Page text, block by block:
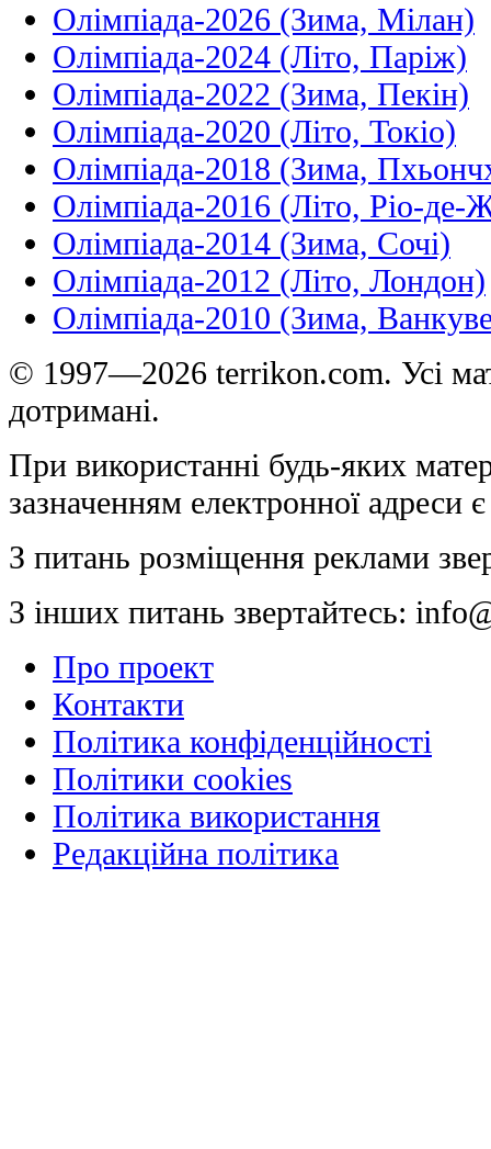
Олімпіада-2026 (Зима, Мілан)
Олімпіада-2024 (Літо, Паріж)
Олімпіада-2022 (Зима, Пекін)
Олімпіада-2020 (Літо, Токіо)
Олімпіада-2018 (Зима,
Олімпіада-2016 (Літо, Ріо-де-
Олімпіада-2014 (Зима, Сочі)
Олімпіада-2012 (Літо, Лондон)
Олімпіада-2010 (Зима,
© 1997—2026 terrikon.com. Усі
дотримані.
При використанні будь-яких
зазначенням електронної адреси
З питань розміщення реклами
З інших питань звертайтесь:
Про проект
Контакти
Політика конфіденційності
Політики cookies
Політика використання
Редакційна політика